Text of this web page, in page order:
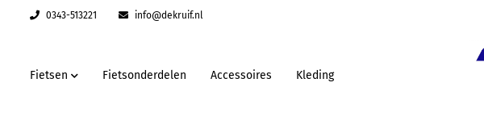
0343-513221 info@dekruif.nl
Fietsen Fietsonderdelen Accessoires Kleding